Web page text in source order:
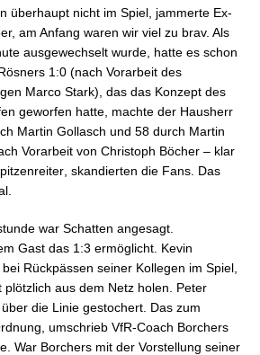
überhaupt nicht im Spiel, jammerte Ex-
am Anfang waren wir viel zu brav. Als
ausgewechselt wurde, hatte es schon
1:0 (nach Vorarbeit des
Marco Stark), das das Konzept des
geworfen hatte, machte der Hausherr
Martin Gollasch und 58 durch Martin
Vorarbeit von Christoph Böcher – klar
skandierten die Fans. Das
war Schatten angesagt.
Gast das 1:3 ermöglicht. Kevin
Rückpässen seiner Kollegen im Spiel,
plötzlich aus dem Netz holen. Peter
die Linie gestochert. Das zum
umschrieb VfR-Coach Borchers
War Borchers mit der Vorstellung seiner